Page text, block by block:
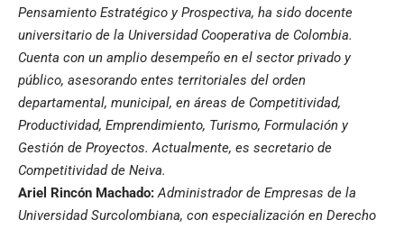
Pensamiento Estratégico y Prospectiva, ha sido docente
universitario de la Universidad Cooperativa de Colombia.
Cuenta con un amplio desempeño en el sector privado y
público, asesorando entes territoriales del orden
departamental, municipal, en áreas de Competitividad,
Productividad, Emprendimiento, Turismo, Formulación y
Gestión de Proyectos. Actualmente, es secretario de
Competitividad de Neiva.
Ariel Rincón Machado: Administrador de Empresas de la
Universidad Surcolombiana, con especialización en Derecho